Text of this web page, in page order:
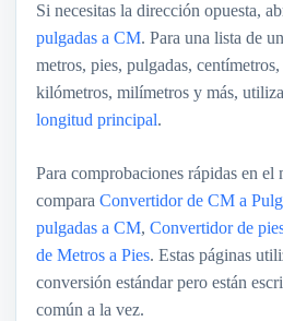
Si necesitas la dirección opuesta,
pulgadas a CM. Para una lista de
metros, pies, pulgadas,
kilómetros, milímetros y más,
longitud principal.
Para comprobaciones rápidas en el
compara Convertidor de CM a
pulgadas a CM, Convertidor de
de Metros a Pies. Estas páginas
conversión estándar pero están
común a la vez.